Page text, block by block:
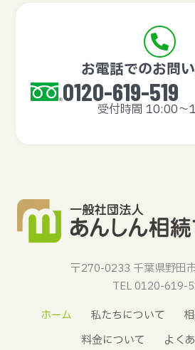
お電話でのお問
0120-619-519
受付時間 10:00〜
〒270-0233 千葉県野田
TEL 0120-619-
ホーム
私たちについて
料金について
よく